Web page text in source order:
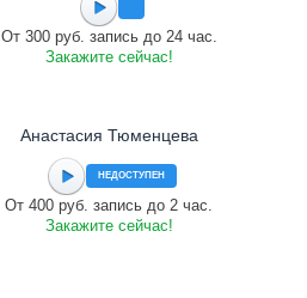
От 300 руб. запись до 24 час.
Закажите сейчас!
Анастасия Тюменцева
НЕДОСТУПЕН
От 400 руб. запись до 2 час.
Закажите сейчас!